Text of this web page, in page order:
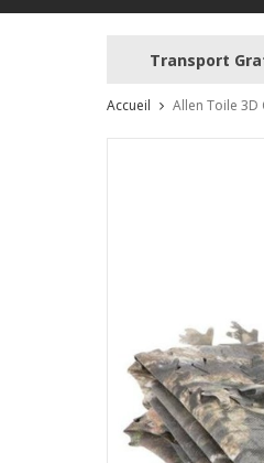
Transport
Accueil Allen Toile 3D